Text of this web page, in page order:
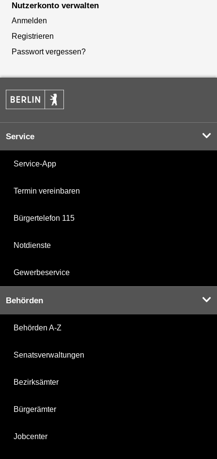
Nutzerkonto verwalten
Anmelden
Registrieren
Passwort vergessen?
Service
Service-App
Termin vereinbaren
Bürgertelefon 115
Notdienste
Gewerbeservice
Behörden
Behörden A-Z
Senatsverwaltungen
Bezirksämter
Bürgerämter
Jobcenter